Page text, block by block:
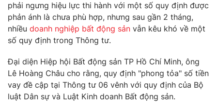
Phim VTV
Hậu trường
Khán giả
Giải sao mai
Giải trí
Điện ảnh
Âm nhạc
Sao
Đời sống
Du lịch
Làm đẹp
Giáo dục
Tuyển sinh
Công nghệ
phải ngưng hiệu lực thi hành với một số quy định được
phản ánh là chưa phù hợp, nhưng sau gần 2 tháng,
nhiều doanh nghiệp bất động sản vẫn kêu khó về một
số quy định trong Thông tư.
Đại diện Hiệp hội Bất động sản TP Hồ Chí Minh, ông
Lê Hoàng Châu cho rằng, quy định "phong tỏa" số tiền
vay đề cập tại Thông tư 06 vênh với quy định của Bộ
luật Dân sự và Luật Kinh doanh Bất động sản.